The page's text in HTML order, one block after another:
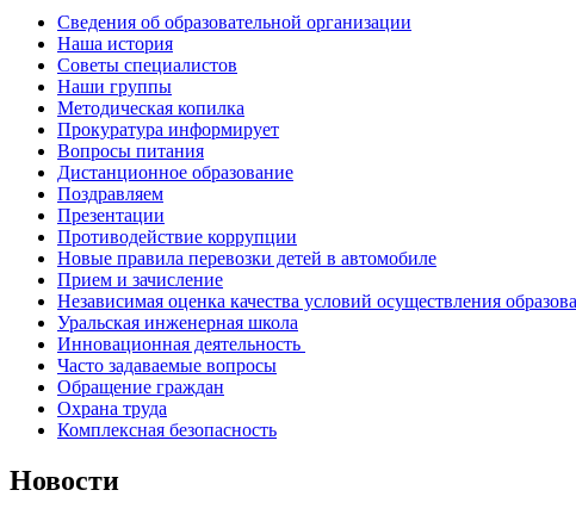
Сведения об образовательной организации
Наша история
Советы специалистов
Наши группы
Методическая копилка
Прокуратура информирует
Вопросы питания
Дистанционное образование
Поздравляем
Презентации
Противодействие коррупции
Новые правила перевозки детей в автомобиле
Прием и зачисление
Независимая оценка качества условий осуществления
Уральская инженерная школа
Инновационная деятельность
Часто задаваемые вопросы
Обращение граждан
Охрана труда
Комплексная безопасность
Новости